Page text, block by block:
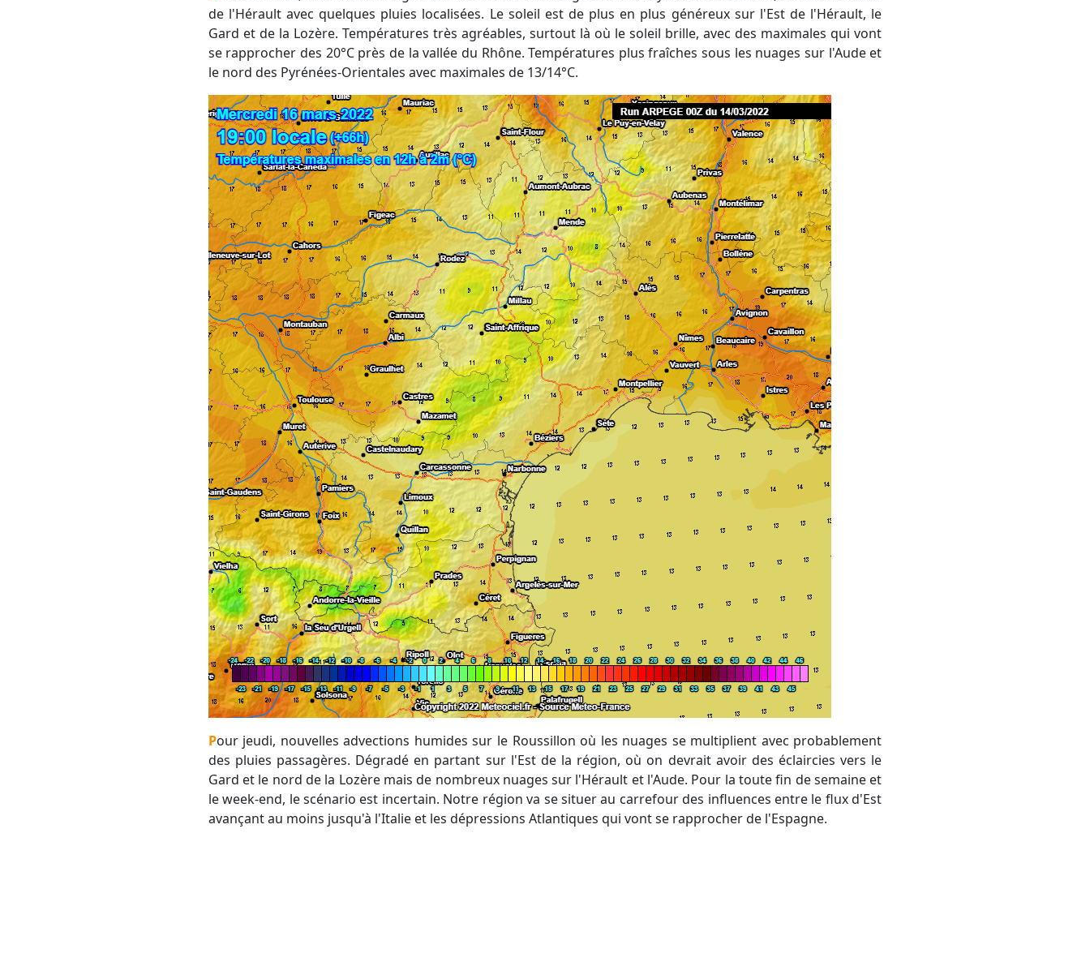
de l'Hérault avec quelques pluies localisées. Le soleil est de plus en plus généreux sur l'Est de l'Hérault, le
Gard et de la Lozère. Températures très agréables, surtout là où le soleil brille, avec des maximales qui vont
se rapprocher des 20°C près de la vallée du Rhône. Températures plus fraîches sous les nuages sur l'Aude et
le nord des Pyrénées-Orientales avec maximales de 13/14°C.
Pour jeudi, nouvelles advections humides sur le Roussillon où les nuages se multiplient avec probablement
des pluies passagères. Dégradé en partant sur l'Est de la région, où on devrait avoir des éclaircies vers le
Gard et le nord de la Lozère mais de nombreux nuages sur l'Hérault et l'Aude. Pour la toute fin de semaine et
le week-end, le scénario est incertain. Notre région va se situer au carrefour des influences entre le flux d'Est
avançant au moins jusqu'à l'Italie et les dépressions Atlantiques qui vont se rapprocher de l'Espagne.